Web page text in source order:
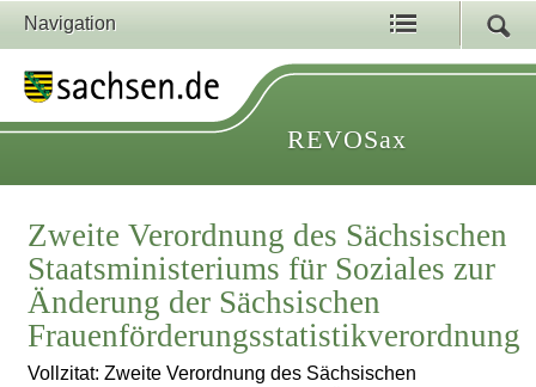
Navigation
REVOSax
Zweite Verordnung des Sächsischen
Staatsministeriums für Soziales zur
Änderung der Sächsischen
Frauenförderungsstatistikverordnung
Vollzitat: Zweite Verordnung des Sächsischen